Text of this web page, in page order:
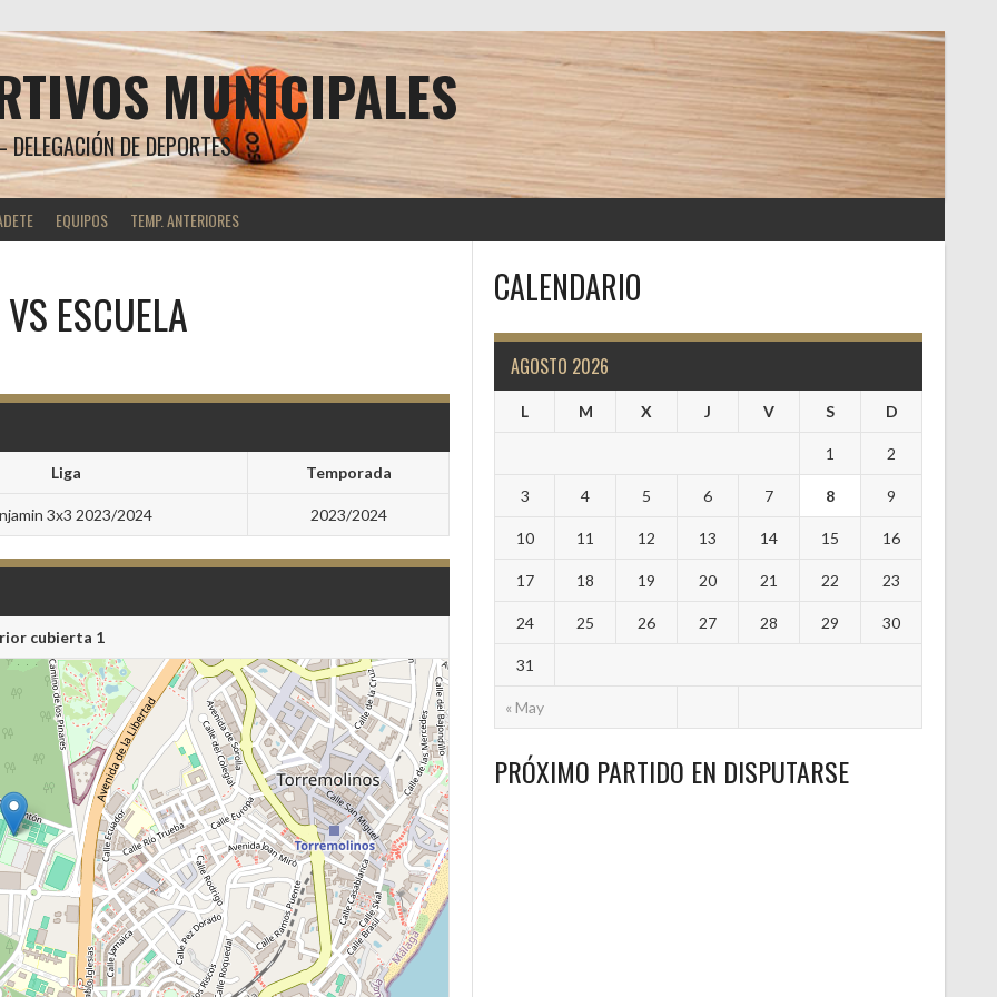
MUNICIPALES
DE DEPORTES
EQUIPOS TEMP. ANTERIORES
VS ESCUELA
Liga Temporada
3x3 2023/2024 2023/2024
cubierta 1
CALENDARIO
AGOSTO 2026
L M X J V S D
« May
1 2
3 4 5 6 7 8 9
10 11 12 13 14 15 16
17 18 19 20 21 22 23
24 25 26 27 28 29 30
31
PRÓXIMO PARTIDO EN DISPUTARSE